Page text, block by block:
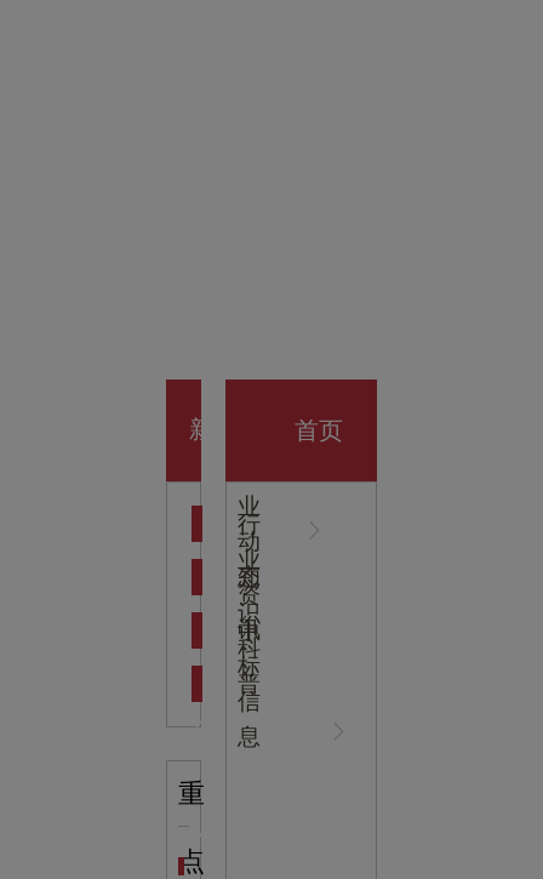
开业大
吉
新
心
NEWS
业
动
态
行
业
资
讯
知
识
科
普
中
标
信
息
重
点海洋馆设计建设方案：展示内容和互动体验设计
首页